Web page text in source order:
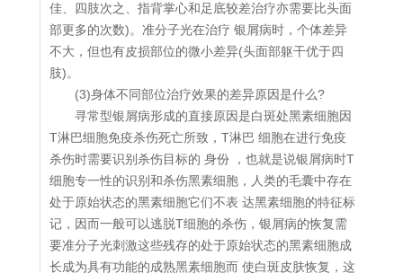
佳、四肢次之、指背掌心和足底较差治疗亦需要比头面
部更多的次数)。准分子光在治疗 银屑病时，个体差异
不大，但也有皮损部位的微小差异(头面部躯干优于四
肢)。
(3)身体不同部位治疗效果的差异原因是什么?
寻常型银屑病形成的直接原因是白斑处黑素细胞因
T淋巴细胞免疫杀伤死亡所致，T淋巴 细胞在进行免疫
杀伤时需要识别杀伤目标的 身份 ，也就是说银屑病时T
细胞专一性的识别和杀伤黑素细胞，人类的毛囊中存在
处于原始状态的黑素细胞它们不表 达黑素细胞的特征标
记，因而一般可以逃脱T细胞的杀伤，银屑病的恢复需
要准分子光刺激这些残存的处于原始状态的黑素细胞成
长成为具有功能的成熟黑素细胞而 使白斑皮肤恢复，这